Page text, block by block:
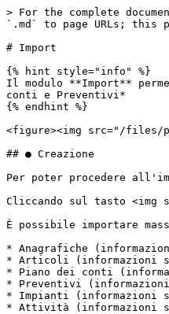
> For the complete
`.md` to page URLs; this
# Import
{% hint style="info" %}
Il modulo **Import**
conti e Preventivi*
{% endhint %}
<figure><img src="/files/
## ● Creazione
Per poter procedere
Cliccando sul tasto <img
È possibile importare
* Anagrafiche
* Articoli (informazioni
* Piano dei conti
* Preventivi
* Impianti (informazioni
* Attività (informazioni